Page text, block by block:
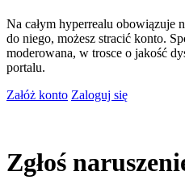
Na całym hyperrealu obowiązuje
do niego, możesz stracić konto.
moderowana, w trosce o jakość
portalu.
Załóż konto Zaloguj się
Zgłoś